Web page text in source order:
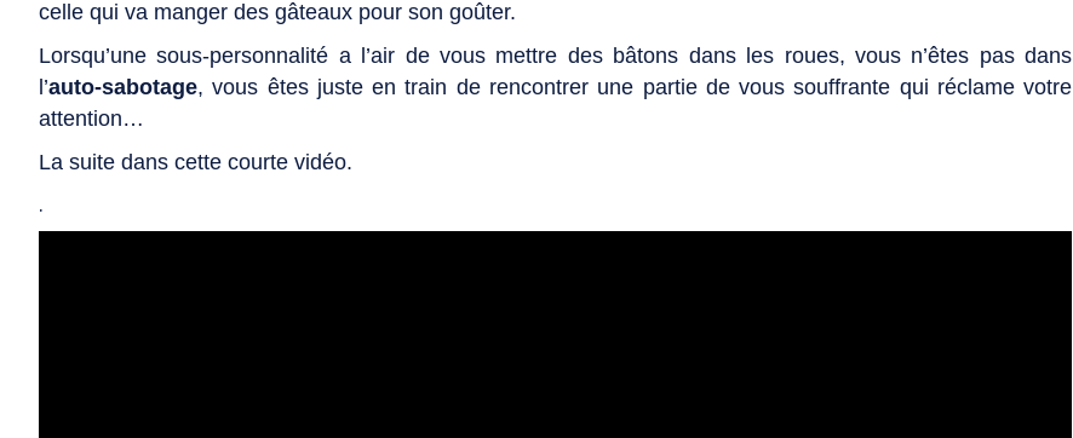
celle qui va manger des gâteaux pour son goûter.
Lorsqu’une sous-personnalité a l’air de vous mettre des bâtons dans les roues, vous n’êtes pas dans
l’auto-sabotage, vous êtes juste en train de rencontrer une partie de vous souffrante qui réclame votre
attention…
La suite dans cette courte vidéo.
.